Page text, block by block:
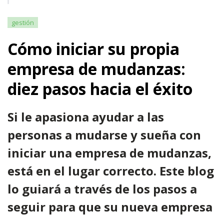
gestión
Cómo iniciar su propia
empresa de mudanzas:
diez pasos hacia el éxito
Si le apasiona ayudar a las
personas a mudarse y sueña con
iniciar una empresa de mudanzas,
está en el lugar correcto. Este blog
lo guiará a través de los pasos a
seguir para que su nueva empresa